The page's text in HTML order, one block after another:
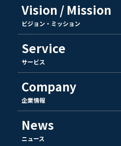
Vision / Mission
ビジョン・ミッション
Service
サービス
Company
企業情報
News
ニュース